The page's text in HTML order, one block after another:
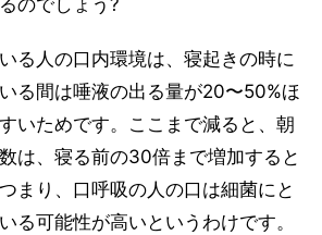
る人の口内環境は、寝起きの時に
る間は唾液の出る量が20〜50%ほ
いためです。ここまで減ると、朝
は、寝る前の30倍まで増加すると
まり、口呼吸の人の口は細菌にと
る可能性が高いというわけです。